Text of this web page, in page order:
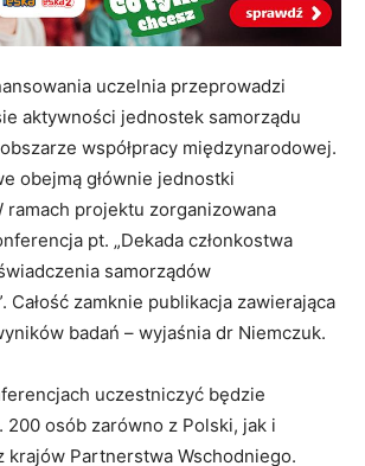
uczelnia przeprowadzi
aktywności jednostek samorządu
współpracy międzynarodowej.
obejmą głównie jednostki
ramach projektu zorganizowana
pt. „Dekada członkostwa
samorządów
Całość zamknie publikacja zawierająca
badań – wyjaśnia dr Niemczuk.
uczestniczyć będzie
200 osób zarówno z Polski, jak i
krajów Partnerstwa Wschodniego.